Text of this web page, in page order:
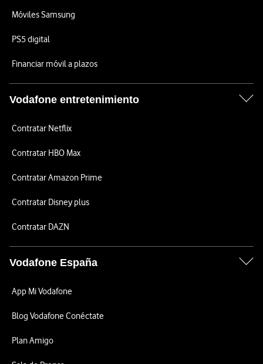
Móviles Samsung
PS5 digital
Financiar móvil a plazos
Vodafone entretenimiento
Contratar Netflix
Contratar HBO Max
Contratar Amazon Prime
Contratar Disney plus
Contratar DAZN
Vodafone España
App Mi Vodafone
Blog Vodafone Conéctate
Plan Amigo